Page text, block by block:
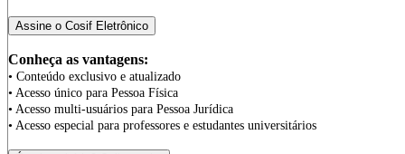
Conheça as vantagens:
• Conteúdo exclusivo e atualizado
• Acesso único para Pessoa Física
• Acesso multi-usuários para Pessoa Jurídica
• Acesso especial para professores e estudantes universitários